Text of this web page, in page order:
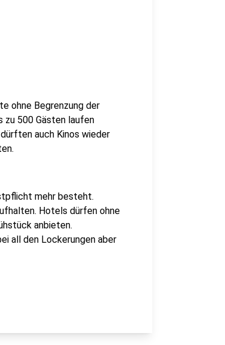
ohne Begrenzung der
zu 500 Gästen laufen
auch Kinos wieder
mehr besteht.
Hotels dürfen ohne
anbieten.
all den Lockerungen aber